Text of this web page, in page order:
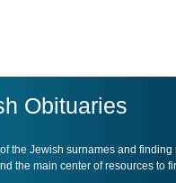
Obituaries
the Jewish surnames and finding
the main center of resources to